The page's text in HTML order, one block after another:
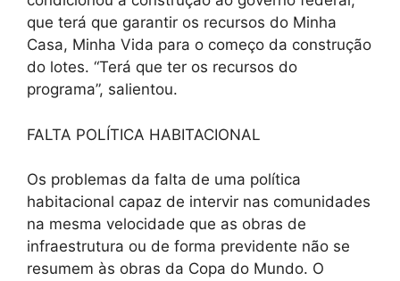
que terá que garantir os recursos do Minha
Casa, Minha Vida para o começo da construção
do lotes. “Terá que ter os recursos do
programa”, salientou.
FALTA POLÍTICA HABITACIONAL
Os problemas da falta de uma política
habitacional capaz de intervir nas comunidades
na mesma velocidade que as obras de
infraestrutura ou de forma previdente não se
resumem às obras da Copa do Mundo. O